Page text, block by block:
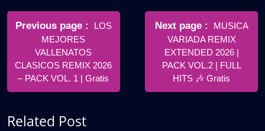
Navegación
de
entradas
Previous page
Older
LOS
MEJORES
VALLENATOS
CLASICOS REMIX 2026
– PACK VOL. 1 | Gratis
Next page
Newer
Posts
MUSICA
VARIADA REMIX
EXTENDED 2026 |
PACK VOL.2 | FULL
HITS 🎶 Gratis
Related Post